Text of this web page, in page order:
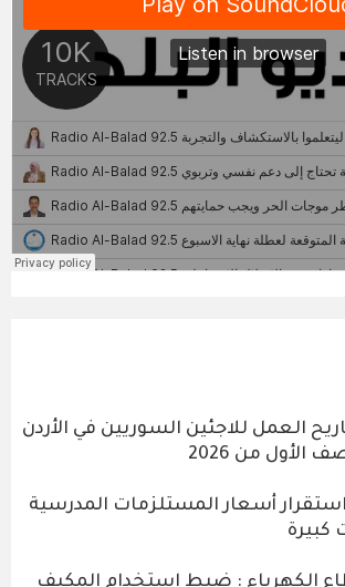
العمل للاجئين السوريين في الأردن
أسعار المستلزمات المدرسية
كبيرة
الكهرباء : ضبط استخدام المكيف